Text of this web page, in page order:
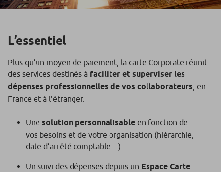
L’essentiel
Plus qu’un moyen de paiement, la carte Corporate réunit
des services destinés à faciliter et superviser les
dépenses professionnelles de vos collaborateurs , en
France et à l’étranger.
Une solution personnalisable en fonction de
vos besoins et de votre organisation (hiérarchie,
date d’arrêté comptable…).
Un suivi des dépenses depuis un Espace Carte